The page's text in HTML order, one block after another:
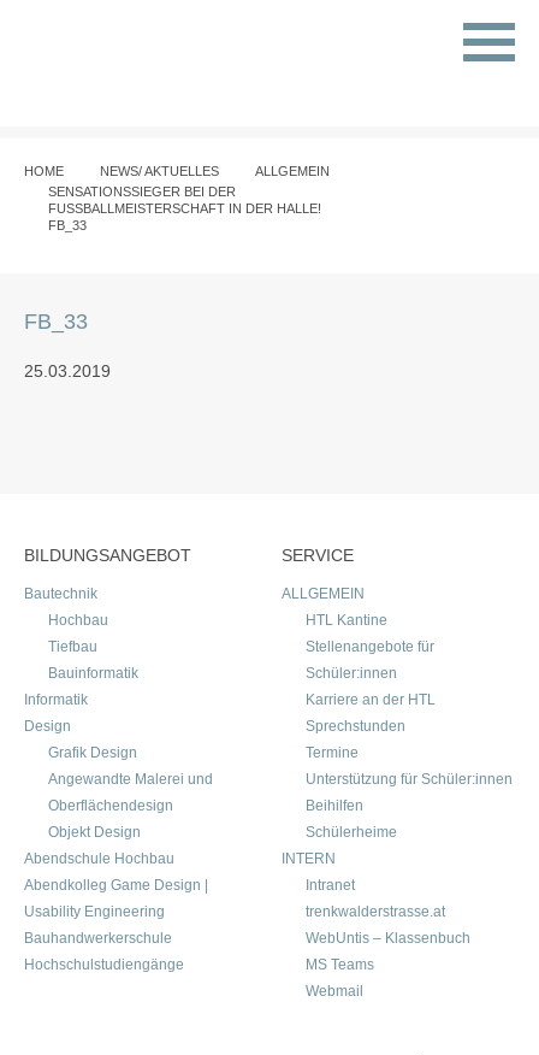
HOME NEWS/ AKTUELLES
ALLGEMEIN
SENSATIONSSIEGER BEI DER
FUSSBALLMEISTERSCHAFT IN DER HALLE!
FB_33
FB_33
25.03.2019
BILDUNGSANGEBOT
Bautechnik
Hochbau
Tiefbau
Bauinformatik
Informatik
Design
Grafik Design
Angewandte Malerei und
Oberflächendesign
Objekt Design
Abendschule Hochbau
Abendkolleg Game Design |
Usability Engineering
Bauhandwerkerschule
Hochschulstudiengänge
SERVICE
ALLGEMEIN
HTL Kantine
Stellenangebote für
Schüler:innen
Karriere an der HTL
Sprechstunden
Termine
Unterstützung für Schüler:innen
Beihilfen
Schülerheime
INTERN
Intranet
trenkwalderstrasse.at
WebUntis – Klassenbuch
MS Teams
Webmail